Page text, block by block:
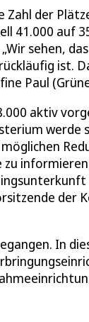
Zahl der
41.000 auf
sehen,
ist.
Paul
aktiv
werde
der
In